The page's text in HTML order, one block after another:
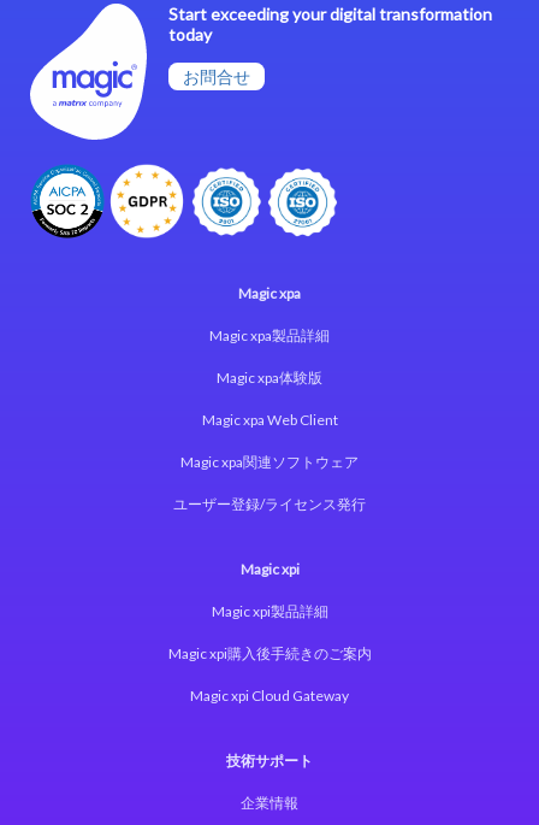
Start exceeding your digital transformation
today
お問合せ
Magic xpa
Magic xpa製品詳細
Magic xpa体験版
Magic xpa Web Client
Magic xpa関連ソフトウェア
ユーザー登録/ライセンス発行
Magic xpi
Magic xpi製品詳細
Magic xpi購入後手続きのご案内
Magic xpi Cloud Gateway
技術サポート
企業情報